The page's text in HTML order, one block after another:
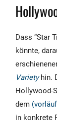
Dass “Star
könnte,
Varietyhin.
Hollywood-
dem
in konkrete